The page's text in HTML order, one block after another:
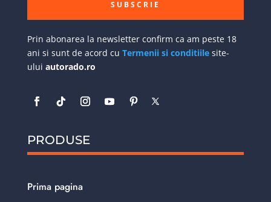
SUBSCRIE
Prin abonarea la newsletter confirm ca am peste 18
ani si sunt de acord cu Termenii si conditiilesite-
ului autorado.ro
PRODUSE
Prima pagina